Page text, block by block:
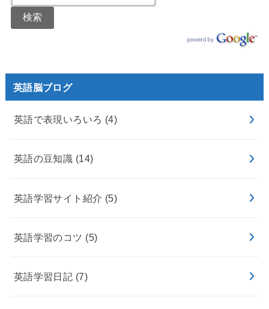
英語脳ブログ
英語で表現いろいろ (4)
英語の豆知識 (14)
英語学習サイト紹介 (5)
英語学習のコツ (5)
英語学習日記 (7)